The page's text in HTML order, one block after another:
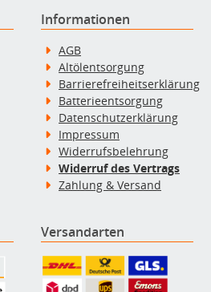
Informationen
AGB
Altölentsorgung
Barrierefreiheitserklärung
Batterieentsorgung
Datenschutzerklärung
Impressum
Widerrufsbelehrung
Widerruf des Vertrags
Zahlung & Versand
Versandarten